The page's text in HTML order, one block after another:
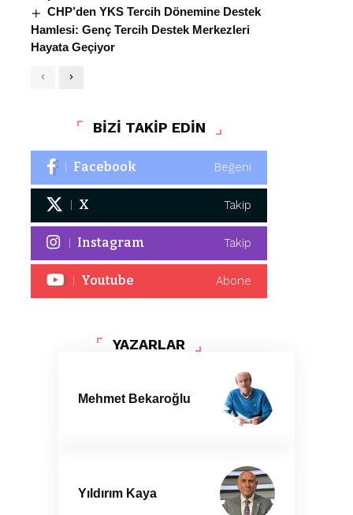
CHP’den YKS Tercih Dönemine Destek
Hamlesi: Genç Tercih Destek Merkezleri
Hayata Geçiyor
BİZİ TAKİP EDİN
Facebook Beğeni
X Takip
Instagram Takip
Youtube Abone
YAZARLAR
Mehmet Bekaroğlu
Yıldırım Kaya